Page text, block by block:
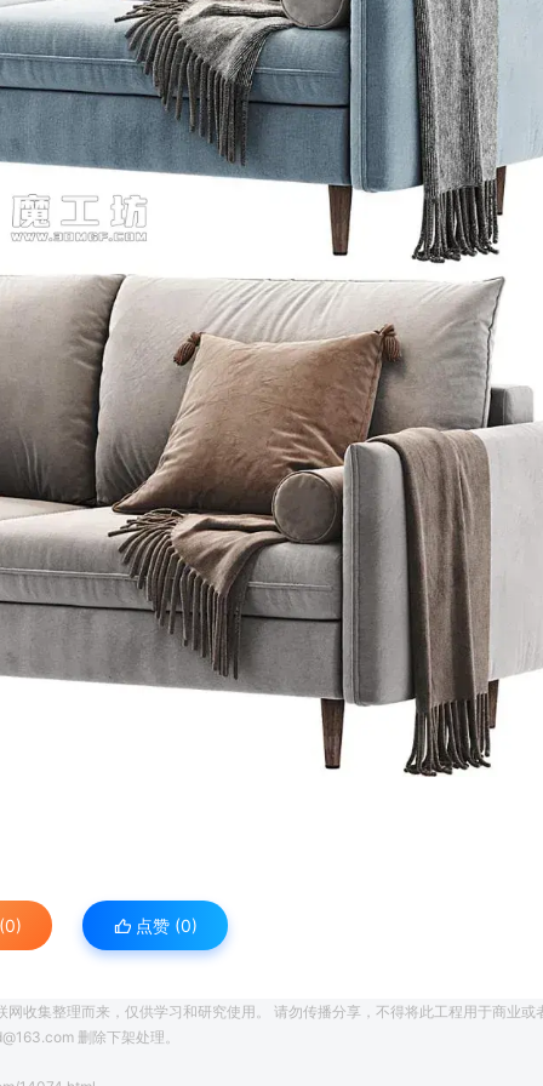
点赞 (0)
收集整理而来，仅供学习和研究使用。 请勿传播分享，不得将此工程用于商业或
删除下架处理。